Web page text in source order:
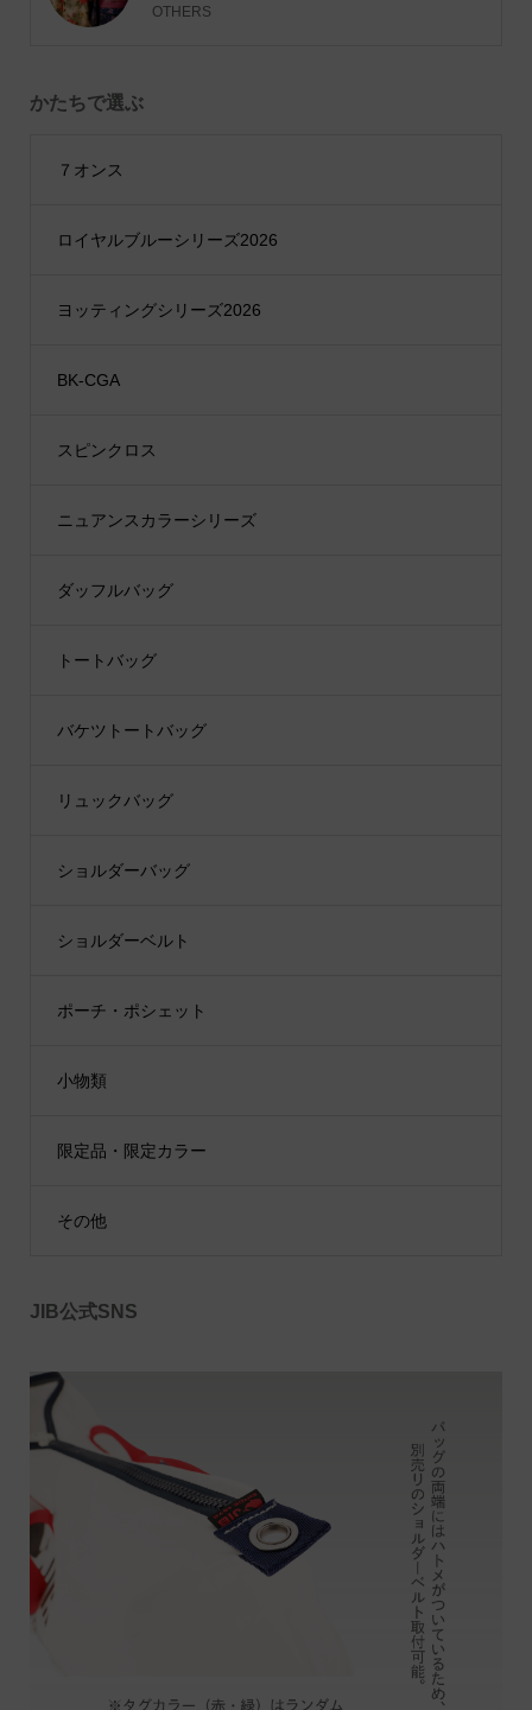
OTHERS
かたちで選ぶ
７オンス
ロイヤルブルーシリーズ2026
ヨッティングシリーズ2026
BK-CGA
スピンクロス
ニュアンスカラーシリーズ
ダッフルバッグ
トートバッグ
バケツトートバッグ
リュックバッグ
ショルダーバッグ
ショルダーベルト
ポーチ・ポシェット
小物類
限定品・限定カラー
その他
JIB公式SNS